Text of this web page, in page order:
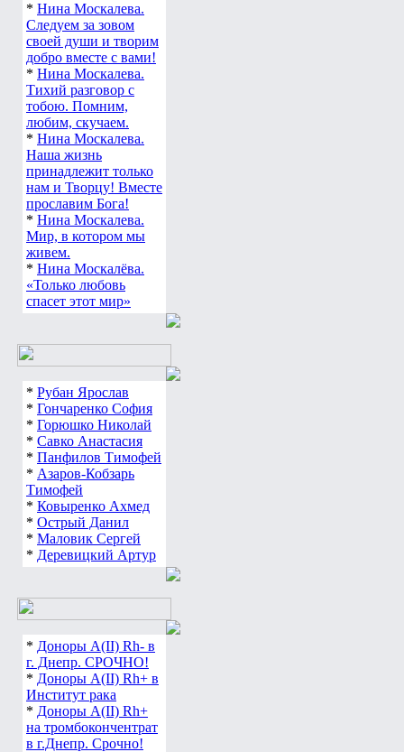
* Нина Москалева.
Следуем за зовом
своей души и творим
добро вместе с вами!
* Нина Москалева.
Тихий разговор с
тобою. Помним,
любим, скучаем.
* Нина Москалева.
Наша жизнь
принадлежит только
нам и Творцу! Вместе
прославим Бога!
* Нина Москалева.
Мир, в котором мы
живем.
* Нина Москалёва.
«Только любовь
спасет этот мир»
* Рубан Ярослав
* Гончаренко София
* Горюшко Николай
* Савко Анастасия
* Панфилов Тимофей
* Азаров-Кобзарь
Тимофей
* Ковыренко Ахмед
* Острый Данил
* Маловик Сергей
* Деревицкий Артур
* Доноры А(ІІ) Rh- в
г. Днепр. СРОЧНО!
* Доноры А(ІІ) Rh+ в
Институт рака
* Доноры А(ІІ) Rh+
на тромбокончентрат
в г.Днепр. Срочно!